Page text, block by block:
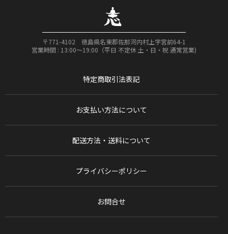
〒771-4102 徳島県名東郡佐那河内村上字宮前64-1
営業時間 : 13:00〜19:00（平日 不定休 土・日・祝 通常営業)
特定商取引法表記
お支払い方法について
配送方法・送料について
プライバシーポリシー
お問合せ